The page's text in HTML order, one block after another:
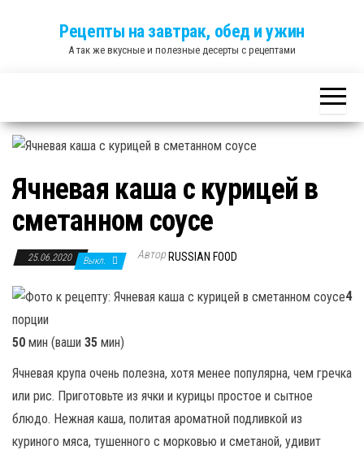
Рецепты на завтрак, обед и ужин
А так же вкусные и полезные десерты с рецептами
Ячневая каша с курицей в
сметанном соусе
25.06.2020 Выкл. Автор RUSSIAN FOOD
4
порции
50 мин (ваши 35 мин)
Ячневая крупа очень полезна, хотя менее популярна, чем гречка
или рис. Приготовьте из ячки и курицы простое и сытное
блюдо. Нежная каша, политая ароматной подливкой из
куриного мяса, тушенного с морковью и сметаной, удивит